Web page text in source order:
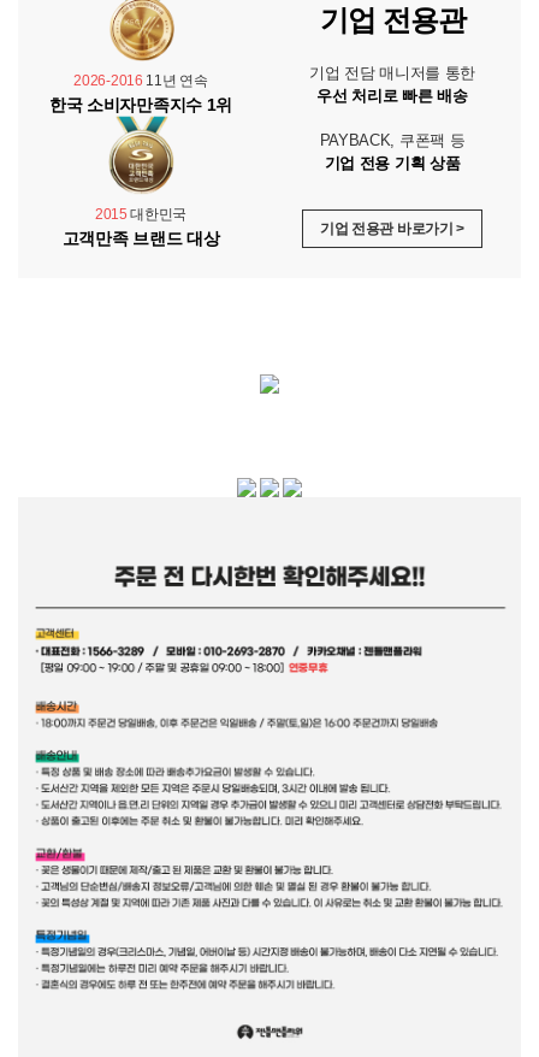
2026-2016 11년 연속
한국 소비자만족지수 1위
2015 대한민국
고객만족 브랜드 대상
기업 전용관
기업 전담 매니저를 통한
우선 처리로 빠른 배송
PAYBACK, 쿠폰팩 등
기업 전용 기획 상품
기업 전용관 바로가기 >